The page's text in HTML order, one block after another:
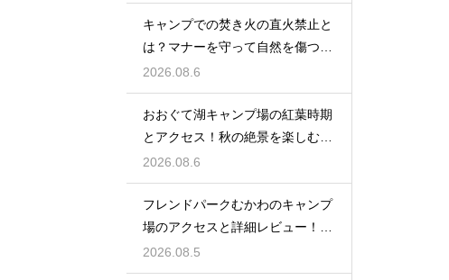
キャンプでの焚き火の直火禁止と
は？マナーを守って自然を傷つけ
ない工夫
2026.08.6
おおぐて湖キャンプ場の紅葉時期
とアクセス！秋の絶景を楽しむた
めのルート
2026.08.6
フレンドパークむかわのキャンプ
場のアクセスと詳細レビュー！魅
力を大解剖
2026.08.5